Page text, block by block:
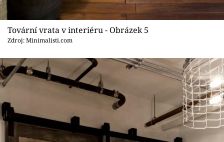
Tovární vrata v interiéru - Obrázek 5
Zdroj: Minimalisti.com